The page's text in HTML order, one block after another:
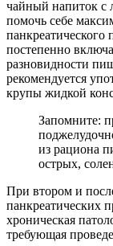
чайный напиток с
помочь себе
панкреатического
постепенно
разновидности
рекомендуется
крупы жидкой
Запомните:
из рациона
острых,
При втором и
панкреатических
хроническая
требующая